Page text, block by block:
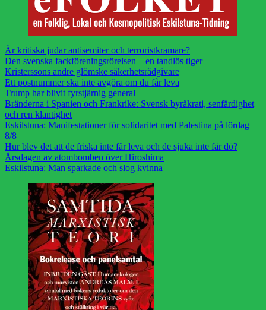
Är kritiska judar antisemiter och terroristkramare?
Den svenska fackföreningsrörelsen – en tandlös tiger
Kristerssons andre glömske säkerhetsrådgivare
Ett postnummer ska inte avgöra om du får leva
Trump har blivit fyrstjärnig general
Bränderna i Spanien och Frankrike: Svensk byråkrati, senfärdighet
och ren klantighet
Eskilstuna: Manifestationer för solidaritet med Palestina på lördag
8/8
Hur blev det att de friska inte får leva och de sjuka inte får dö?
Årsdagen av atombomben över Hiroshima
Eskilstuna: Man sparkade och slog kvinna